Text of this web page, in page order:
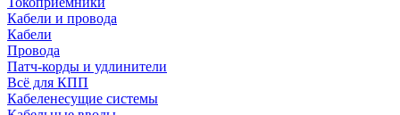
Кабели и провода
Кабели
Провода
Патч-корды и удлинители
Всё для КПП
Кабеленесущие системы